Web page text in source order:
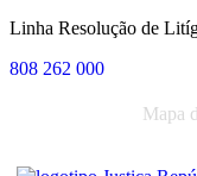
Linha Resolução de
808 262 000
Mapa